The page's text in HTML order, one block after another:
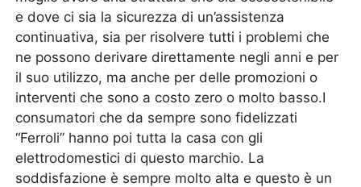
e dove ci sia la sicurezza di un’assistenza
continuativa, sia per risolvere tutti i problemi che
ne possono derivare direttamente negli anni e per
il suo utilizzo, ma anche per delle promozioni o
interventi che sono a costo zero o molto basso.I
consumatori che da sempre sono fidelizzati
“Ferroli” hanno poi tutta la casa con gli
elettrodomestici di questo marchio. La
soddisfazione è sempre molto alta e questo è un